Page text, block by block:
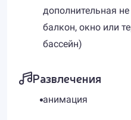
дополнительная
балкон, окно или
бассейн)
Развлечения
анимация